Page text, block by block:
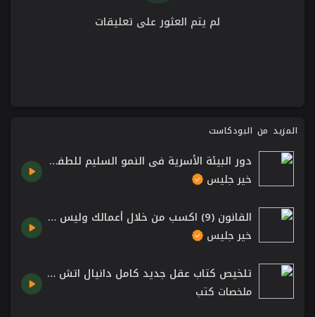
لم يتم العثور على تعليقات
المزيد من البودكاست
دور البيئة الأسرية في النمو السليم للطفل - الكتاب الذي تتمنى لو قرأه أبواك
خير جليس
القانون (9) اكسب من خلال أعمالك وليس من خلال النقاش – كتاب 48 قانون للقوة للكاتب روبرت غرين
خير جليس
تلخيص كتاب عقل جديد كامل دانيال اتش بينك لماذا سيحكم المبدعون المستقبل
ملخصات كتب